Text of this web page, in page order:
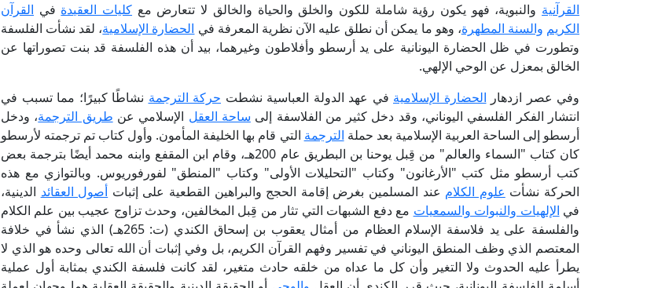
القرآنية والنبوية، فهو يكون رؤية شاملة للكون والخلق والحياة والخالق لا تتعارض مع كليات العقيدة في القرآن
الكريم والسنة المطهرة، وهو ما يمكن أن نطلق عليه الآن نظرية المعرفة في الحضارة الإسلامية، لقد نشأت الفلسفة
وتطورت في ظل الحضارة اليونانية على يد أرسطو وأفلاطون وغيرهما، بيد أن هذه الفلسفة قد بنت تصوراتها عن
الخالق بمعزل عن الوحي الإلهي.
وفي عصر ازدهار الحضارة الإسلامية في عهد الدولة العباسية نشطت حركة الترجمة نشاطًا كبيرًا؛ مما تسبب في
انتشار الفكر الفلسفي اليوناني، وقد دخل كثير من الفلاسفة إلى ساحة العقل الإسلامي عن طريق الترجمة، ودخل
أرسطو إلى الساحة العربية الإسلامية بعد حملة الترجمة التي قام بها الخليفة المأمون. وأول كتاب تم ترجمته لأرسطو
كان كتاب "السماء والعالم" من قِبل يوحنا بن البطريق عام 200هـ، وقام ابن المقفع وابنه محمد أيضًا بترجمة بعض
كتب أرسطو مثل كتب "الأرغانون" وكتاب "التحليلات الأولى" وكتاب "المنطق" لفورفوريوس. وبالتوازي مع هذه
الحركة نشأت علوم الكلام عند المسلمين بغرض إقامة الحجج والبراهين القطعية على إثبات أصول العقائد الدينية،
في الإلهيات والنبوات والسمعيات مع دفع الشبهات التي تثار من قِبل المخالفين، وحدث تزاوج عجيب بين علم الكلام
والفلسفة على يد فلاسفة الإسلام العظام من أمثال يعقوب بن إسحاق الكندي (ت: 265هـ) الذي نشأ في خلافة
المعتصم الذي وظف المنطق اليوناني في تفسير وفهم القرآن الكريم، بل وفي إثبات أن الله تعالى وحده هو الذي لا
يطرأ عليه الحدوث ولا التغير وأن كل ما عداه من خلقه حادث متغير، لقد كانت فلسفة الكندي بمثابة أول عملية